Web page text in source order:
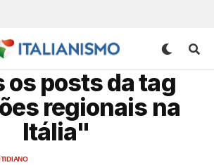
os posts da tag
regionais na
Itália"